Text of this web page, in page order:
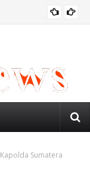
Kapolda Sumatera